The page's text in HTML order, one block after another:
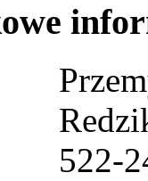
522-